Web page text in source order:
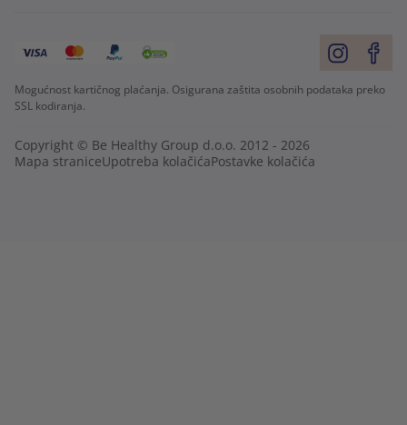
Mogućnost kartičnog plaćanja. Osigurana zaštita osobnih podataka preko
SSL kodiranja.
Copyright © Be Healthy Group d.o.o. 2012 - 2026
Mapa straniceUpotreba kolačićaPostavke kolačića